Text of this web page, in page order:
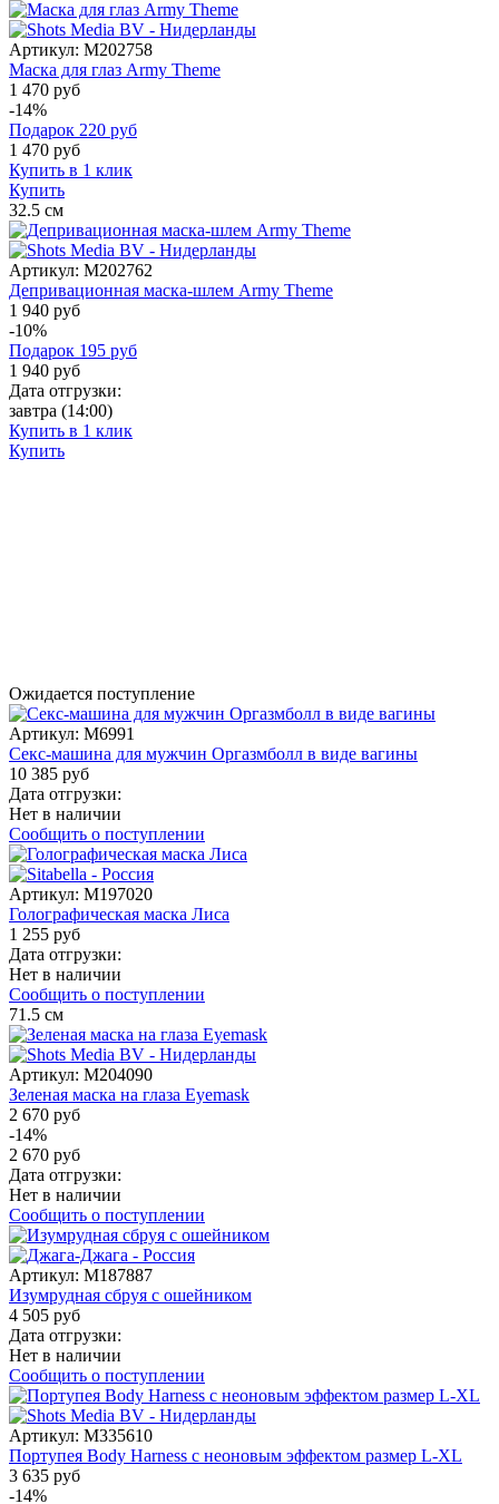
Артикул: M202758
Маска для глаз Army Theme
1 470 руб
-14%
Подарок 220 руб
1 470 руб
Купить в 1 клик
Купить
32.5 см
Артикул: M202762
Депривационная маска-шлем Army Theme
1 940 руб
-10%
Подарок 195 руб
1 940 руб
Дата отгрузки:
завтра (14:00)
Купить в 1 клик
Купить
Ожидается поступление
Артикул: M6991
Секс-машина для мужчин Оргазмболл в виде вагины
10 385 руб
Дата отгрузки:
Нет в наличии
Сообщить о поступлении
Артикул: M197020
Голографическая маска Лиса
1 255 руб
Дата отгрузки:
Нет в наличии
Сообщить о поступлении
71.5 см
Артикул: M204090
Зеленая маска на глаза Eyemask
2 670 руб
-14%
2 670 руб
Дата отгрузки:
Нет в наличии
Сообщить о поступлении
Артикул: M187887
Изумрудная сбруя с ошейником
4 505 руб
Дата отгрузки:
Нет в наличии
Сообщить о поступлении
Артикул: M335610
Портупея Body Harness с неоновым эффектом размер L-XL
3 635 руб
-14%